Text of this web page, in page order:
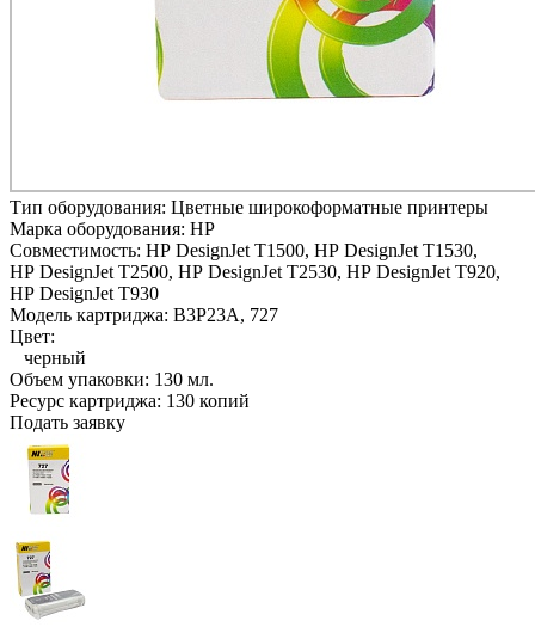
Тип оборудования: Цветные широкоформатные принтеры
Марка оборудования: HP
Совместимость: HP DesignJet T1500, HP DesignJet T1530,
HP DesignJet T2500, HP DesignJet T2530, HP DesignJet T920,
HP DesignJet T930
Модель картриджа: B3P23A, 727
Цвет:
черный
Объем упаковки: 130 мл.
Ресурс картриджа: 130 копий
Подать заявку